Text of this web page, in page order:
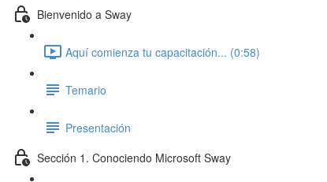
Bienvenido a Sway
Aquí comienza tu capacitación... (0:58)
Temario
Presentación
Sección 1. Conociendo Microsoft Sway